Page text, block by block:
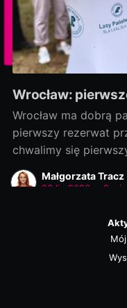
Wrocław:
Wrocław ma dobrą
pierwszy rezerwat
chwalimy się
Rozmowy
dowozimy jako pierwsi! Było to możliwe, bo
otwarte na dialog i
Małgorzata Tracz
23 lip 2026 2